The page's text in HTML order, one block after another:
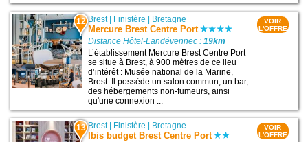
12 Brest| Finistère | Bretagne
Mercure Brest Centre Port
Distance Hôtel-Landévennec :19km
L’établissement Mercure Brest Centre Port
se situe à Brest, à 900 mètres de ce lieu
d’intérêt : Musée national de la Marine,
Brest. Il possède un salon commun, un bar,
des hébergements non-fumeurs, ainsi
qu'une connexion ...
VOIR
L'OFFRE
13 Brest| Finistère Bretagne
Ibis budget Brest Centre Port
VOIR
L'OFFRE